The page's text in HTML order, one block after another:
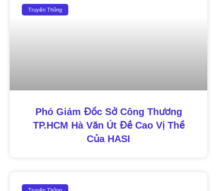
Truyền Thông
Phó Giám Đốc Sở Công Thương
TP.HCM Hà Văn Út Đề Cao Vị Thế
Của HASI